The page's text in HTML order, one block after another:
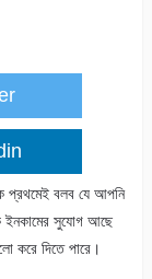
প্রথমেই বলব যে আপনি
ইনকামের সুযোগ আছে
করে দিতে পারে।